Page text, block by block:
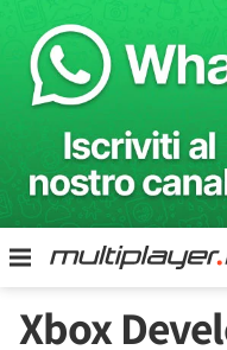
Xbox